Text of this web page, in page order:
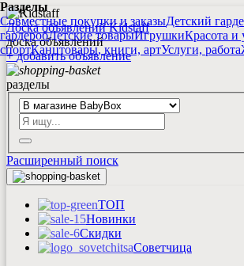
Разделы
Совместные покупки и заказыДетский
гардеробДетские товарыИгрушкиКрасота и
спортКанцтовары, книги, артУслуги, работа
Доска объявлений Kidstaff
доска объявлений
+добавитьобъявление
разделы
Расширенный поиск
ТОП
Новинки
Скидки
Советчица